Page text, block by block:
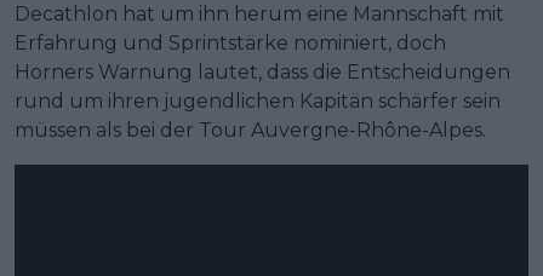
Decathlon hat um ihn herum eine Mannschaft mit
Erfahrung und Sprintstärke nominiert, doch
Horners Warnung lautet, dass die Entscheidungen
rund um ihren jugendlichen Kapitän schärfer sein
müssen als bei der Tour Auvergne-Rhône-Alpes.